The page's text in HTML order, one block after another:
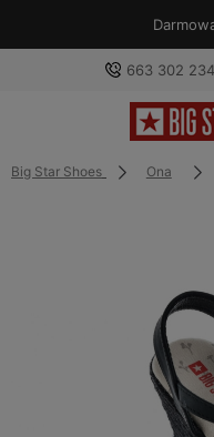
663 302 234
Big Star Shoes Ona